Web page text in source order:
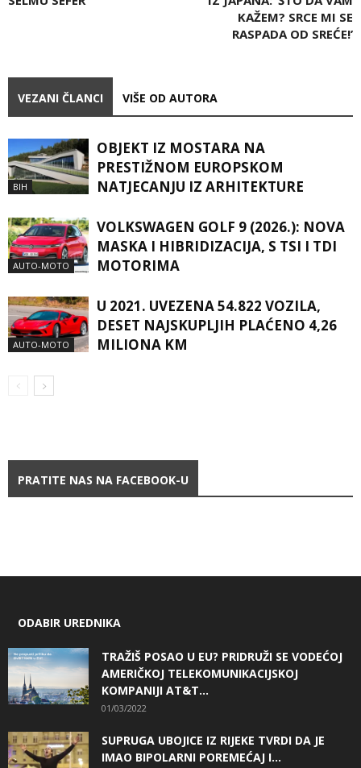
KAŽEM? SRCE MI SE
RASPADA OD SREĆE!’
VEZANI ČLANCI VIŠE OD AUTORA
BIH
OBJEKT IZ MOSTARA NA
PRESTIŽNOM EUROPSKOM
NATJECANJU IZ ARHITEKTURE
AUTO-MOTO
VOLKSWAGEN GOLF 9 (2026.): NOVA
MASKA I HIBRIDIZACIJA, S TSI I TDI
MOTORIMA
AUTO-MOTO
U 2021. UVEZENA 54.822 VOZILA,
DESET NAJSKUPLJIH PLAĆENO 4,26
MILIONA KM
PRATITE NAS NA FACEBOOK-U
ODABIR UREDNIKA
TRAŽIŠ POSAO U EU? PRIDRUŽI SE VODEĆOJ
AMERIČKOJ TELEKOMUNIKACIJSKOJ
KOMPANIJI AT&T...
01/03/2022
SUPRUGA UBOJICE IZ RIJEKE TVRDI DA JE
IMAO BIPOLARNI POREMEĆAJ I...